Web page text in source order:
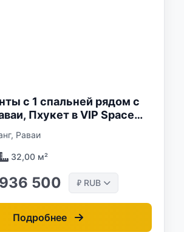
с 1 спальней рядом с
Пхукет в VIP Space
Раваи
32,00 м²
500 ₽ RUB
Подробнее